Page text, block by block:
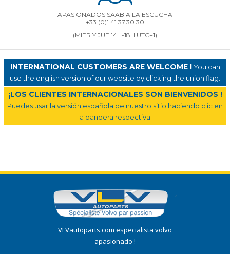
APASIONADOS SAAB A LA ESCUCHA
+33 (0)1.41.37.30.30
(MIER Y JUE 14H-18H UTC+1)
INTERNATIONAL CUSTOMERS ARE WELCOME !You can
use the english version of our website by clicking the union flag.
¡LOS CLIENTES INTERNACIONALES SON BIENVENIDOS !
Puedes usar la versión española de nuestro sitio haciendo clic en
la bandera respectiva.
VLVautoparts.com especialista volvo
apasionado !